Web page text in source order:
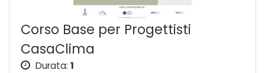
Corso Base per Progettisti
CasaClima
Durata: 1